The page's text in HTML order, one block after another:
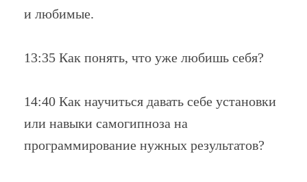
и любимые.
13:35 Как понять, что уже любишь себя?
14:40 Как научиться давать себе установки
или навыки самогипноза на
программирование нужных результатов?